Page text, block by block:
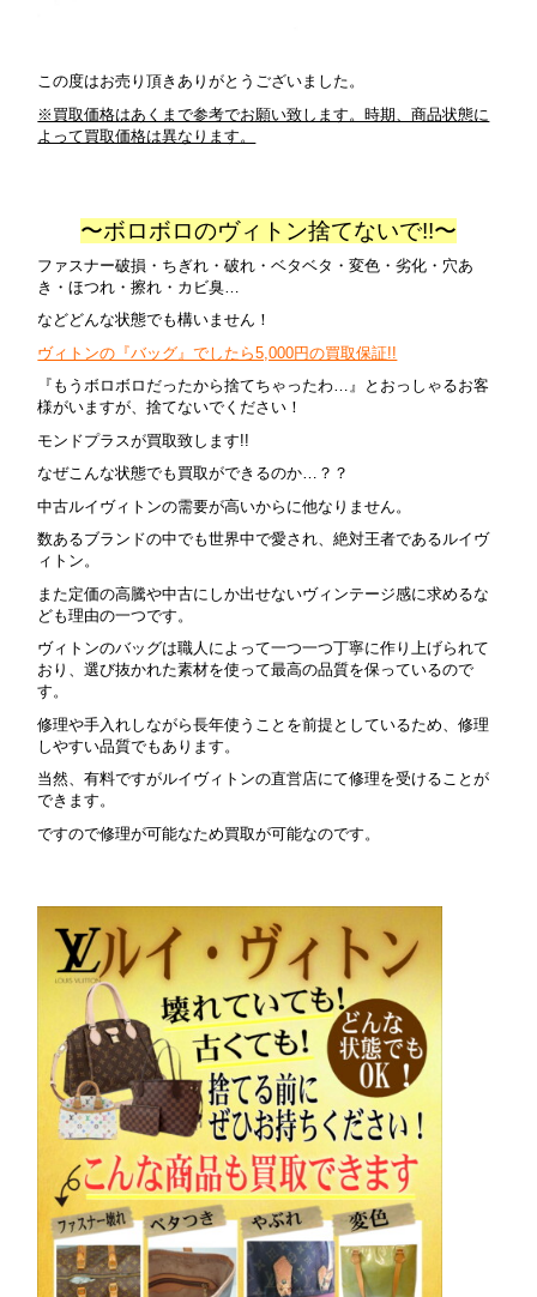
この度はお売り頂きありがとうございました。
※買取価格はあくまで参考でお願い致します。時期、商品状態に
よって買取価格は異なります。
〜ボロボロのヴィトン捨てないで!!〜
ファスナー破損・ちぎれ・破れ・ベタベタ・変色・劣化・穴あ
き・ほつれ・擦れ・カビ臭…
などどんな状態でも構いません！
ヴィトンの『バッグ』でしたら5,000円の買取保証!!
『もうボロボロだったから捨てちゃったわ…』とおっしゃるお客
様がいますが、捨てないでください！
モンドプラスが買取致します!!
なぜこんな状態でも買取ができるのか…？？
中古ルイヴィトンの需要が高いからに他なりません。
数あるブランドの中でも世界中で愛され、絶対王者であるルイヴ
ィトン。
また定価の高騰や中古にしか出せないヴィンテージ感に求めるな
ども理由の一つです。
ヴィトンのバッグは職人によって一つ一つ丁寧に作り上げられて
おり、選び抜かれた素材を使って最高の品質を保っているので
す。
修理や手入れしながら長年使うことを前提としているため、修理
しやすい品質でもあります。
当然、有料ですがルイヴィトンの直営店にて修理を受けることが
できます。
ですので修理が可能なため買取が可能なのです。